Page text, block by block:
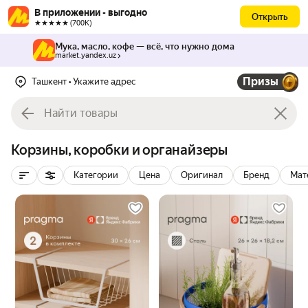
В приложении - выгодно
★★★★★ (700К)
Открыть
Мука, масло, кофе — всё, что нужно дома
market.yandex.uz
Ташкент • Укажите адрес Призы
Корзины, коробки и органайзеры
Категории Цена Оригинал Бренд